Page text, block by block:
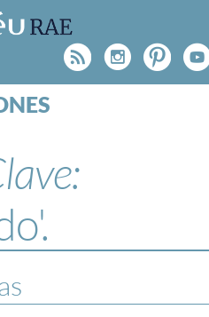
Rss
patrocinada por la